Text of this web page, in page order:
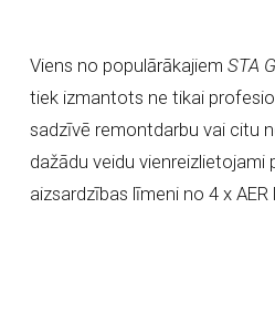
Viens no populārākajiem STA
tiek izmantots ne tikai
sadzīvē remontdarbu vai citu
dažādu veidu vienreizlietojami
aizsardzības līmeni no 4 x AER